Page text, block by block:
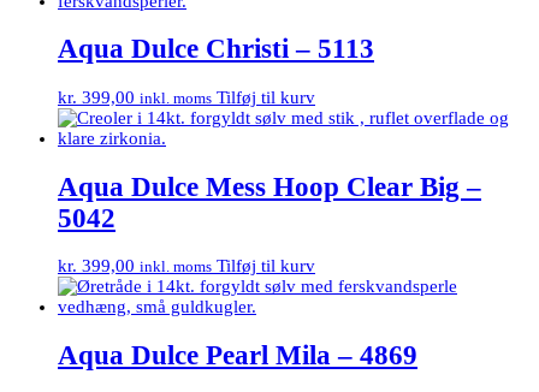
Aqua Dulce Christi – 5113
kr. 399,00 inkl. moms Tilføj til kurv
Aqua Dulce Mess Hoop Clear Big –
5042
kr. 399,00 inkl. moms Tilføj til kurv
Aqua Dulce Pearl Mila – 4869